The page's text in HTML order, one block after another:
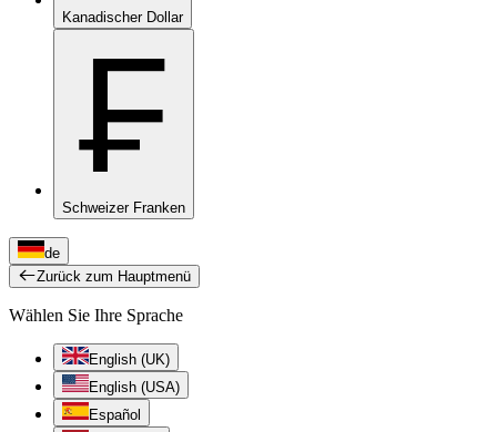
Kanadischer Dollar
₣
Schweizer Franken
de
Zurück zum Hauptmenü
Wählen Sie Ihre Sprache
English (UK)
English (USA)
Español